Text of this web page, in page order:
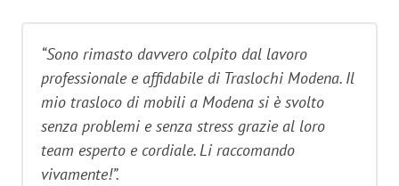
“Sono rimasto davvero colpito dal lavoro
professionale e affidabile di Traslochi Modena. Il
mio trasloco di mobili a Modena si è svolto
senza problemi e senza stress grazie al loro
team esperto e cordiale. Li raccomando
vivamente!”.